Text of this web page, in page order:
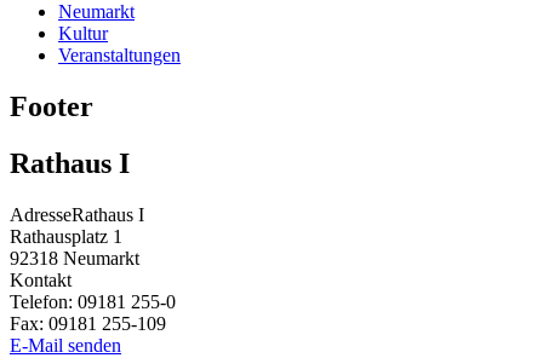
Neumarkt
Kultur
Veranstaltungen
Footer
Rathaus I
AdresseRathaus I
Rathausplatz 1
92318 Neumarkt
Kontakt
Telefon: 09181 255-0
Fax: 09181 255-109
E-Mail senden